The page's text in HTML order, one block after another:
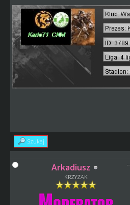
Szukaj
Arkadiusz
KRZYZAK